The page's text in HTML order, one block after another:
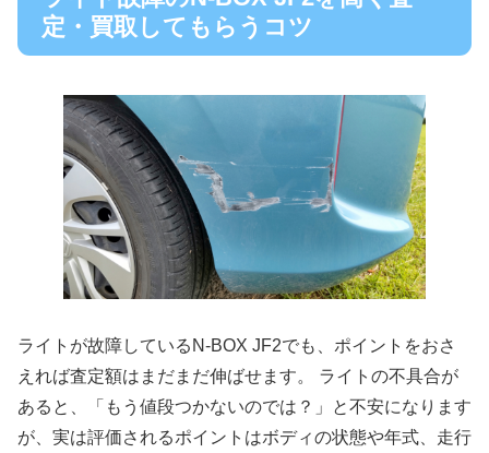
定・買取してもらうコツ
ライトが故障しているN-BOX JF2でも、ポイントをおさ
えれば査定額はまだまだ伸ばせます。 ライトの不具合が
あると、「もう値段つかないのでは？」と不安になります
が、実は評価されるポイントはボディの状態や年式、走行